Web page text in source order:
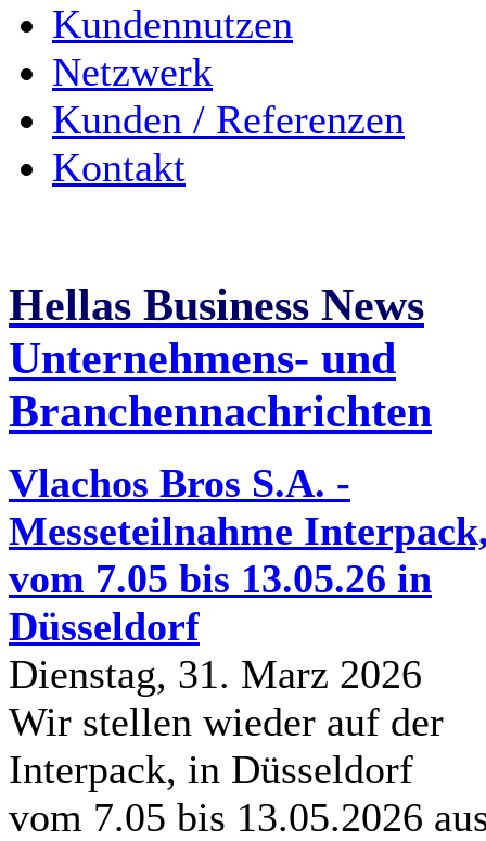
Kundennutzen
Netzwerk
Kunden / Referenzen
Kontakt
Hellas Business News
Unternehmens- und
Branchennachrichten
Vlachos Bros S.A. -
Messeteilnahme
vom 7.05 bis 13.05.26 in
Düsseldorf
Dienstag, 31. Marz 2026
Wir stellen wieder auf der
Interpack, in Düsseldorf
vom 7.05 bis 13.05.2026